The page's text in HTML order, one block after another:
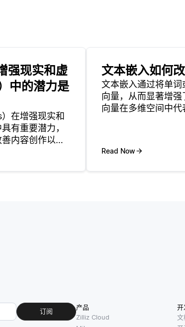
强现实和虚
中的潜力是
在增强现实和
有重要潜力，
内容创作以及
。通过将视觉
文本嵌入如何
文本嵌入通过将单
向量，从而显著增
向量在多维空间中代
个向量空间中可以更
Read Now
订阅
产品
Zilliz Cloud
开
文